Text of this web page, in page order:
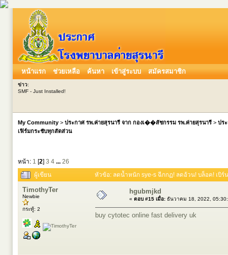
หน้าแรก ช่วยเหลือ ค้นหา เข้าสู่ระบบ สมัครสมาชิก
ข่าว:
SMF - Just Installed!
My Community > ประกาศ รพ.ค่ายสุรนารี จาก กองเ��สัชกรรม รพ.ค่ายสุรนารี > ปร
เฟิร์มกระชับทุกสัดส่วน
หน้า: 1 [2] 3 4 ... 26
ผู้เขียน
หัวข้อ: ลดน้ำหนัก sye-s ฉีกกฏ! ลดอ้วน! บล็อค! เบิ
TimothyTer
Newbie
กระทู้: 2
hgubmjkd
« ตอบ #15 เมื่อ: ธันวาคม 18, 2022,
buy cytotec online fast delivery uk